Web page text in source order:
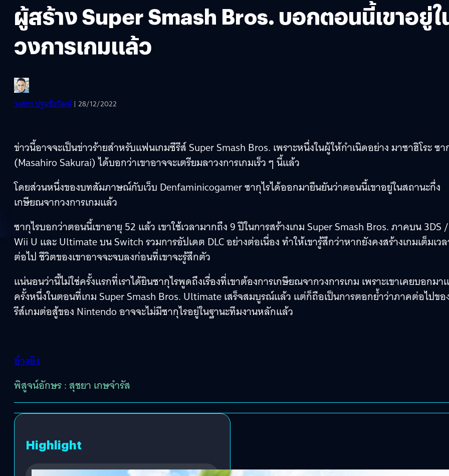
ผู้สร้าง Super Smash Bros. บอกตอนนี้เขาอยู่
วงการเกมแล้ว
วงศกร ปฐมชัยวัฒน์ | 28/12/2022
ข่าวนี้อาจจะเป็นข่าวร้ายสำหรับแฟนเกมซีรีส์ Super Smash Bros. เพราะหนึ่งในผู้ให้กำเนิดอย่าง มาซาฮิโระ ซา
(Masahiro Sakurai) ได้บอกว่าเขาอาจจะเตรียมลาวงการเกมเร็ว ๆ นี้แล้ว
โดยส่วนหนึ่งของบทสัมภาษณ์กับเว็บ Denfaminicogamer ซากุไรได้ออกมายืนยันว่าตอนนี้เขาอยู่ในสถานะกึ่ง
เกษียณจากวงการเกมแล้ว
ซากุไรบอกว่าตอนนี้เขาอายุ 52 แล้ว เขาใช้เวลามากถึง 9 ปีในการสร้างเกม Super Smash Bros. ภาคบน 3DS /
Wii U และ Ultimate บน Switch รวมการอัปเดต DLC อย่างต่อเนื่อง ทำให้เขารู้สึกว่าหากยังคงสร้างเกมเต็มเว
ต่อไป ชีวิตของเขาอาจจะจบลงก่อนที่เขาจะรู้สึกตัว
แน่นอนว่านี้ไม่ใช่ครั้งแรกที่เราได้ยินซากุไรพูดถึงเรื่องที่เขาต้องการเกษียณจากวงการเกม เพราะเขาเคยบอกมา
ครั้งหนึ่งในตอนที่เกม Super Smash Bros. Ultimate เสร็จสมบูรณ์แล้ว แต่ก็ถือเป็นการตอกย้ำว่าภาคต่อไปขอ
รีส์เกมต่อสู้ของ Nintendo อาจจะไม่มีซากุไรอยู่ในฐานะทีมงานหลักแล้ว
อ้างอิง
พิสูจน์อักษร : สุชยา เกษจำรัส
Highlight